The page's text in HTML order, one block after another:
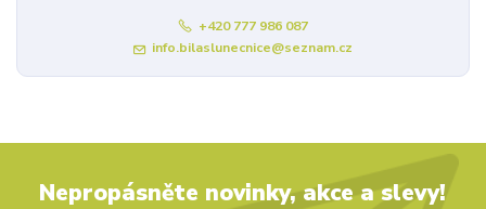
+420 777 986 087
info.bilaslunecnice@seznam.cz
Nepropásněte novinky, akce a slevy!